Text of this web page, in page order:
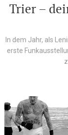
Trier –
In dem Jahr, als
erste